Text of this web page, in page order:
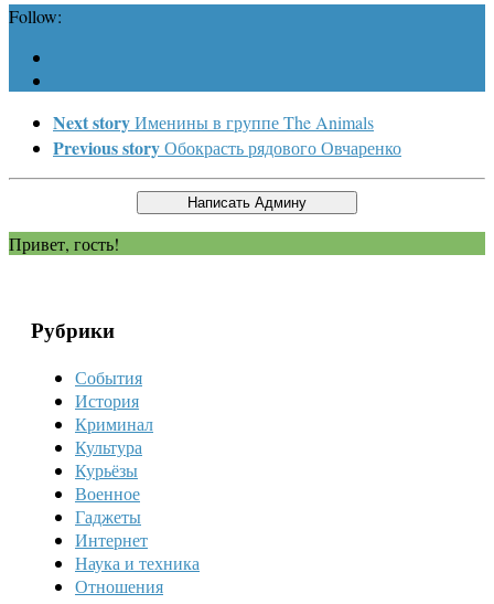
Follow:
Next storyИменины в группе The Animals
Previous storyОбокрасть рядового Овчаренко
Привет, гость!
Рубрики
События
История
Криминал
Культура
Курьёзы
Военное
Гаджеты
Интернет
Наука и техника
Отношения